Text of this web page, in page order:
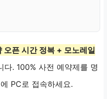
오픈 시간 정복 + 모노레일
다. 100% 사전 예약제를 명
PC로 접속하세요.